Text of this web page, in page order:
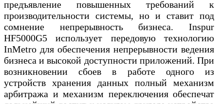
предъявление повышенных требований к
производительности системы, но и ставит под
сомнение непрерывность бизнеса. Inspur
HF5000G5 использует передовую технологию
InMetro для обеспечения непрерывности ведения
бизнеса и высокой доступности приложений. При
возникновении сбоев в работе одного из
устройств хранения данных полный механизм
арбитража и механизм переключения обеспечат